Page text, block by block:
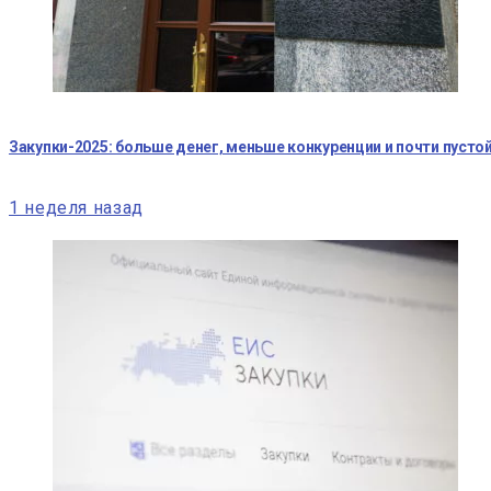
Закупки-2025: больше денег, меньше конкуренции и почти
1 неделя назад